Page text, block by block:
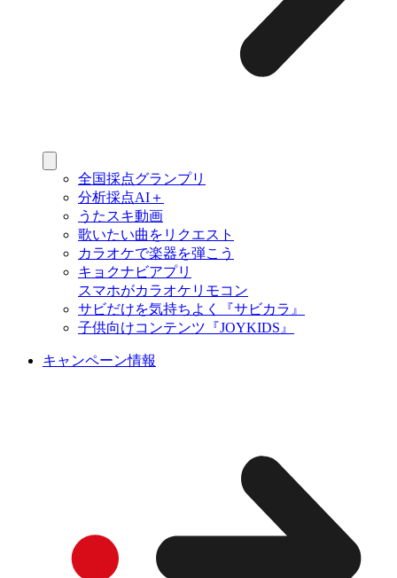
全国採点グランプリ
分析採点AI＋
うたスキ動画
歌いたい曲をリクエスト
カラオケで楽器を弾こう
キョクナビアプリ
スマホがカラオケリモコン
サビだけを気持ちよく『サビカラ』
子供向けコンテンツ『JOYKIDS』
キャンペーン情報